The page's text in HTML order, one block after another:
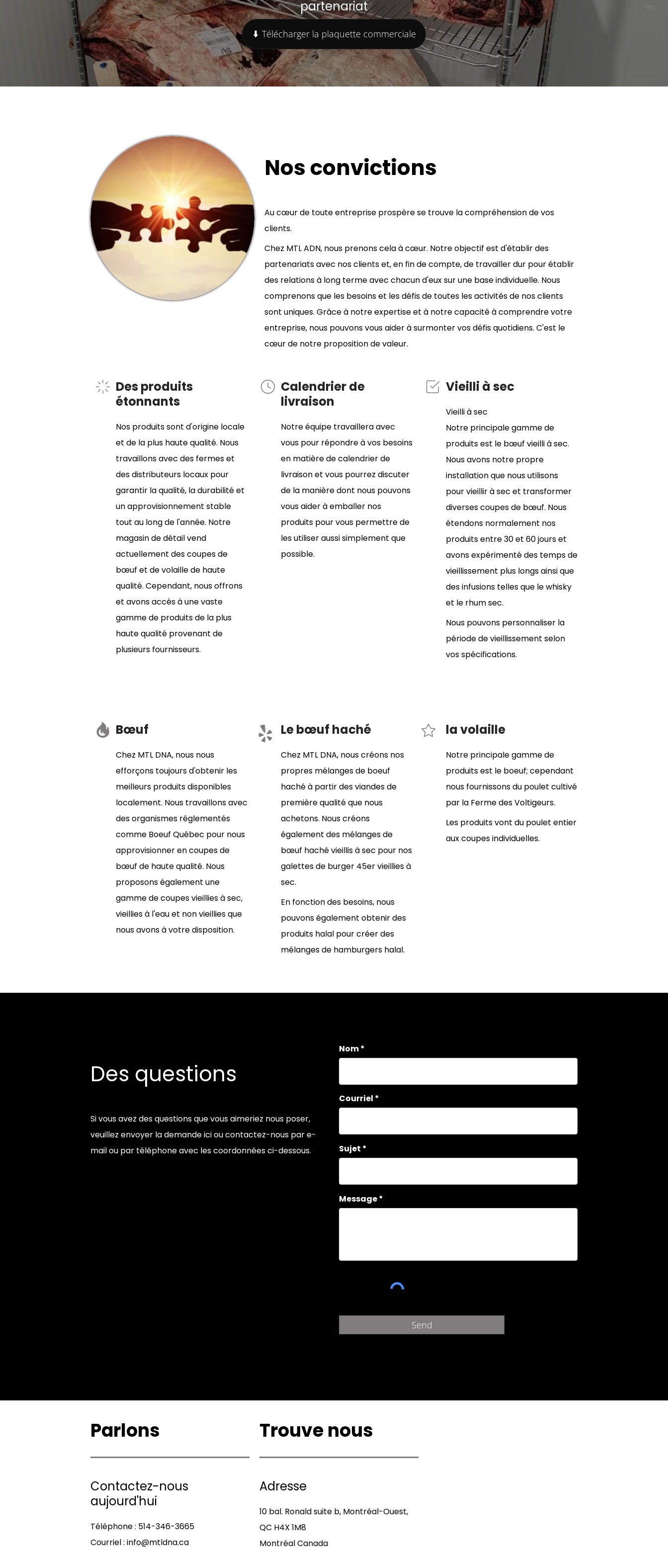
partenariat
Télécharger la plaquette commerciale
Nos convictions
Au cœur de toute entreprise prospère se trouve la compréhension de vos
clients.
Chez MTL ADN, nous prenons cela à cœur. Notre objectif est d'établir des
partenariats avec nos clients et, en fin de compte, de travailler dur pour établir
des relations à long terme avec chacun d'eux sur une base individuelle. Nous
comprenons que les besoins et les défis de toutes les activités de nos clients
sont uniques. Grâce à notre expertise et à notre capacité à comprendre votre
entreprise, nous pouvons vous aider à surmonter vos défis quotidiens. C'est le
cœur de notre proposition de valeur.
Des produits
étonnants
Nos produits sont d'origine locale
et de la plus haute qualité. Nous
travaillons avec des fermes et
des distributeurs locaux pour
garantir la qualité, la durabilité et
un approvisionnement stable
tout au long de l'année. Notre
magasin de détail vend
actuellement des coupes de
bœuf et de volaille de haute
qualité. Cependant, nous offrons
et avons accès à une vaste
gamme de produits de la plus
haute qualité provenant de
plusieurs fournisseurs.
Calendrier de
livraison
Notre équipe travaillera avec
vous pour répondre à vos besoins
en matière de calendrier de
livraison et vous pourrez discuter
de la manière dont nous pouvons
vous aider à emballer nos
produits pour vous permettre de
les utiliser aussi simplement que
possible.
Vieilli à sec
Vieilli à sec
Notre principale gamme de
produits est le bœuf vieilli à sec.
Nous avons notre propre
installation que nous utilisons
pour vieillir à sec et transformer
diverses coupes de bœuf. Nous
étendons normalement nos
produits entre 30 et 60 jours et
avons expérimenté des temps de
vieillissement plus longs ainsi que
des infusions telles que le whisky
et le rhum sec.
Nous pouvons personnaliser la
période de vieillissement selon
vos spécifications.
Bœuf
Chez MTL DNA, nous nous
efforçons toujours d'obtenir les
meilleurs produits disponibles
localement. Nous travaillons avec
des organismes réglementés
comme Boeuf Québec pour nous
approvisionner en coupes de
bœuf de haute qualité. Nous
proposons également une
gamme de coupes vieillies à sec,
vieillies à l'eau et non vieillies que
nous avons à votre disposition.
Le bœuf haché
Chez MTL DNA, nous créons nos
propres mélanges de boeuf
haché à partir des viandes de
première qualité que nous
achetons. Nous créons
également des mélanges de
bœuf haché vieillis à sec pour nos
galettes de burger 45er vieillies à
sec.
En fonction des besoins, nous
pouvons également obtenir des
produits halal pour créer des
mélanges de hamburgers halal.
la volaille
Notre principale gamme de
produits est le boeuf; cependant
nous fournissons du poulet cultivé
par la Ferme des Voltigeurs.
Les produits vont du poulet entier
aux coupes individuelles.
Des questions
Si vous avez des questions que vous aimeriez nous poser,
veuillez envoyer la demande ici ou contactez-nous par e-
mail ou par téléphone avec les coordonnées ci-dessous.
Nom
Courriel
Sujet
Message
Send
Parlons
Contactez-nous
aujourd'hui
Téléphone : 514-346-3665
Courriel : info@mtldna.ca
Trouve nous
Adresse
10 bal. Ronald suite b, Montréal-Ouest,
QC H4X 1M8
Montréal Canada